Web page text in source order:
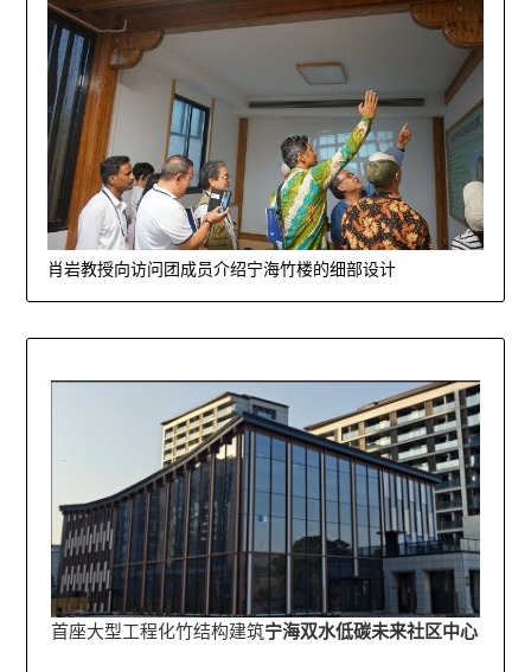
肖岩教授向访问团成员介绍宁海竹楼的细部设计
首座大型工程化竹结构建筑宁海双水低碳未来社区中心